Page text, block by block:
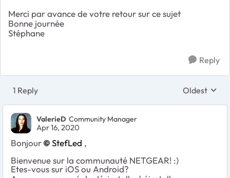
Merci par avance de votre retour sur ce sujet
Bonne journée
Stéphane
Reply
1 Reply Replies
Oldest
ValerieD Community Manager
Apr 16, 2020
Bonjour StefLed ,
Bienvenue sur la communauté NETGEAR! :)
Etes-vous sur iOS ou Android?